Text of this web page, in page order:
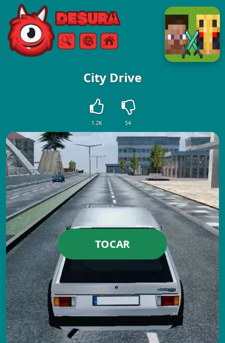
Free Online Games
BuscarMenú
City Drive
1.2K 54
TOCAR